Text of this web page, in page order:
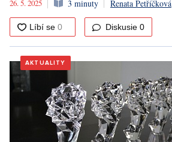
26. 5. 2025
3 minuty Renata Petříčková
Diskusie 0
AKTUALITY